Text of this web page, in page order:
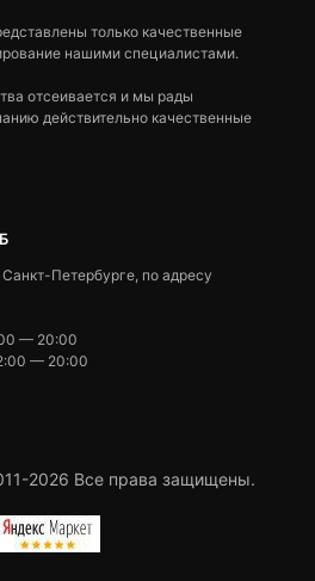
только качественные
нашими специалистами.
отсеивается и мы рады
действительно качественные
Петербурге, по адресу
— 20:00
— 20:00
2026 Все права защищены.